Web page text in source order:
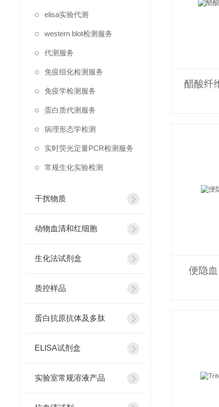
elisa实验代测
western blot检测服务
代测服务
免疫组化检测服务
免疫学检测服务
蛋白质代测服务
病理形态学检测
实时荧光定量PCR检测服务
常规生化实验检测
干扰物质
动物血清和红细胞
生化法试剂盒
质控样品
蛋白抗原抗体及多肽
ELISA试剂盒
实验室常规溶液产品
醋酸纤
便隐